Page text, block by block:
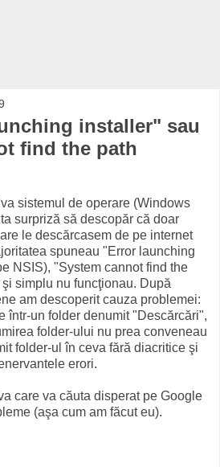
installer" sau
find the path
sistemul de operare (Windows
surpriză să descopăr că doar
le descărcasem de pe internet
spuneau "Error launching
NSIS), "System cannot find the
simplu nu funcţionau. După
am descoperit cauza problemei:
într-un folder denumit "Descărcări",
folder-ului nu prea conveneau
folder-ul în ceva fără diacritice şi
erori.
care va căuta disperat pe Google
(aşa cum am făcut eu).